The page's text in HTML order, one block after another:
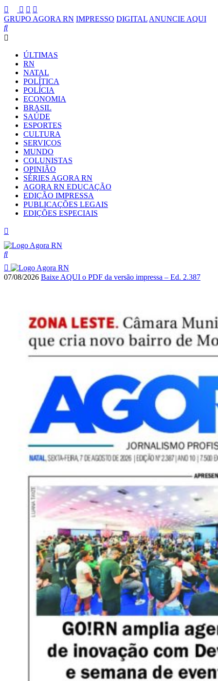
GRUPO AGORA RN IMPRESSO DIGITAL ANUNCIE AQUI
ÚLTIMAS
RN
NATAL
POLÍTICA
POLÍCIA
ECONOMIA
BRASIL
SAÚDE
ESPORTES
CULTURA
SERVIÇOS
MUNDO
COLUNISTAS
OPINIÃO
SÉRIES AGORA RN
AGORA RN EDUCAÇÃO
EDIÇÃO IMPRESSA
PUBLICAÇÕES LEGAIS
EDIÇÕES ESPECIAIS
07/08/2026 Baixe AQUI o PDF da versão impressa – Ed. 2.387